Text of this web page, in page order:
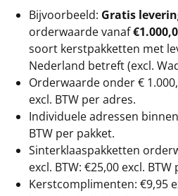
Bijvoorbeeld: Gratis
orderwaarde vanaf
soort kerstpakketten met
Nederland betreft (excl.
Orderwaarde onder €
excl. BTW per adres.
Individuele adressen
BTW per pakket.
Sinterklaaspakketten
excl. BTW: €25,00 excl.
Kerstcomplimenten: €9,95